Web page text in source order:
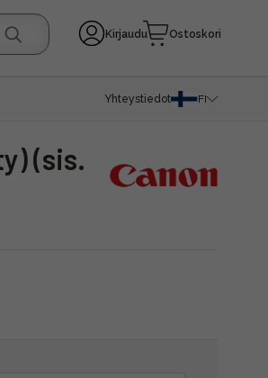
Kirjaudu Ostoskori
Yhteystiedot FI